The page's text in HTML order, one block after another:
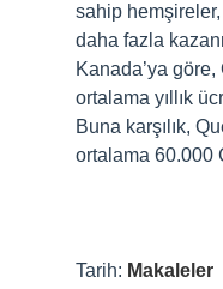
sahip
daha fazla
Kanada’ya
ortalama yıllık
Buna karşılık,
ortalama 60.000
Tarih: Makaleler